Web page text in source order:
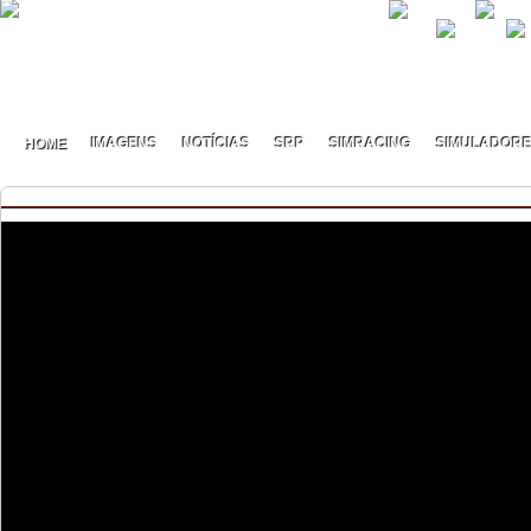
HOME IMAGENS NOTÍCIAS SRP SIMRACING